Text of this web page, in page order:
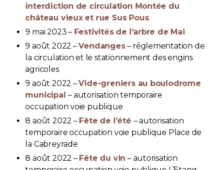
interdiction de circulation Montée du
château vieux et rue Sus Pous
9 mai 2023 – Festivités de l’arbre de Mai
9 août 2022 –Vendanges– réglementation de
la circulation et le stationnement des engins
agricoles
9 août 2022 –Vide-greniers au boulodrome
municipal – autorisation temporaire
occupation voie publique
8 août 2022 – Fête de l’été – autorisation
temporaire occupation voie publique Place de
la Cabreyrade
8 août 2022 – Fête du vin – autorisation